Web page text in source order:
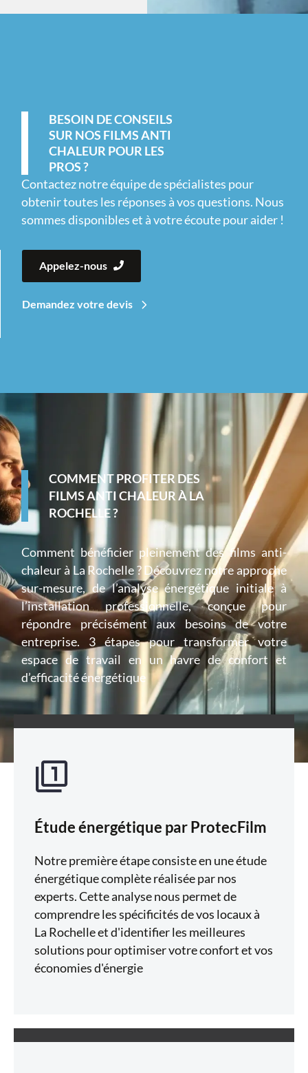
BESOIN DE CONSEILS
SUR NOS FILMS ANTI
CHALEUR POUR LES
PROS ?
Contactez notre équipe de spécialistes pour
obtenir toutes les réponses à vos questions. Nous
sommes disponibles et à votre écoute pour aider !
Appelez-nous
Demandez votre devis
COMMENT PROFITER DES
FILMS ANTI CHALEUR À LA
ROCHELLE ?
Comment bénéficier pleinement des films anti-
chaleur à La Rochelle ? Découvrez notre approche
sur-mesure, de l’analyse énergétique initiale à
l’installation professionnelle, conçue pour
répondre précisément aux besoins de votre
entreprise. 3 étapes pour transformer votre
espace de travail en un havre de confort et
d’efficacité énergétique
Étude énergétique par ProtecFilm
Notre première étape consiste en une étude
énergétique complète réalisée par nos
experts. Cette analyse nous permet de
comprendre les spécificités de vos locaux à
La Rochelle et d'identifier les meilleures
solutions pour optimiser votre confort et vos
économies d'énergie